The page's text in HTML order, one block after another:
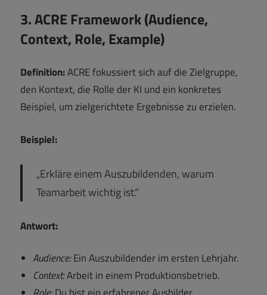
3. ACRE Framework (Audience,
Context, Role, Example)
Definition:ACRE fokussiert sich auf die Zielgruppe,
den Kontext, die Rolle der KI und ein konkretes
Beispiel, um zielgerichtete Ergebnisse zu erzielen.
Beispiel:
„Erkläre einem Auszubildenden, warum
Teamarbeit wichtig ist.“
Antwort:
Audience:Ein Auszubildender im ersten Lehrjahr.
Context:Arbeit in einem Produktionsbetrieb.